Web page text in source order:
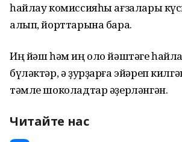
һайлау комиссияһы ағзалары
алып, йорттарына бара.
Иң йәш һәм иң оло йәштәге
бүләктәр, ә ҙурҙарға эйәреп
тәмле шоколадтар әҙерләнгән.
Читайте нас